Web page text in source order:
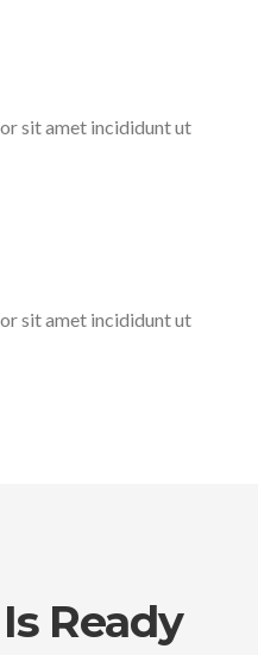
sit amet incididunt ut
sit amet incididunt ut
Ready